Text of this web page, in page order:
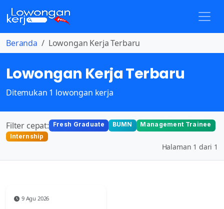
Beranda Lowongan Kerja Terbaru
Lowongan Kerja Terbaru
Ditemukan 1 lowongan kerja
Filter cepat: Fresh Graduate BUMN
Management Trainee
Internship
Halaman 1 dari 1
9 Agu 2026